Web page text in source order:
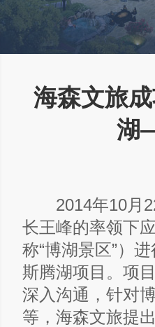
海森文旅
湖
2014年10月22
长王峰的率领下
称“博湖景区”）
斯腾湖项目。项
深入沟通，针对
等，海森文旅提